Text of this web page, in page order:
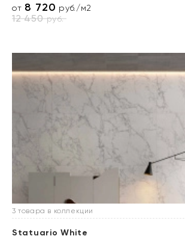
от 8 720 руб./м2
12 450руб.
3 товара в коллекции
Statuario White